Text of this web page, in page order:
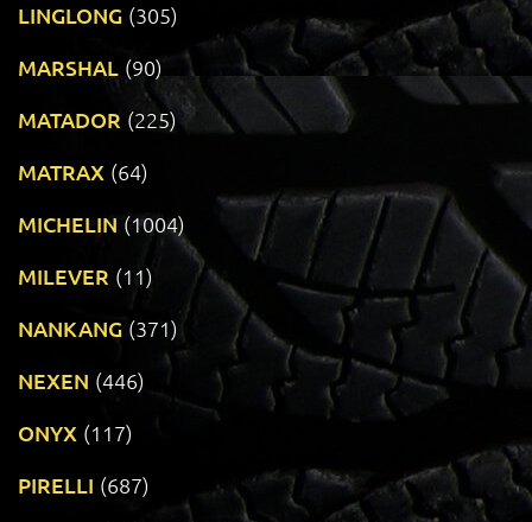
LINGLONG (305)
MARSHAL (90)
MATADOR (225)
MATRAX (64)
MICHELIN (1004)
MILEVER (11)
NANKANG (371)
NEXEN (446)
ONYX (117)
PIRELLI (687)